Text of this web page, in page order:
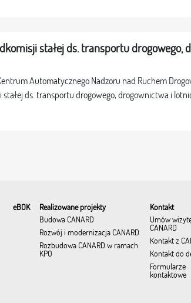
stałej ds. transportu drogowego,
Automatycznego Nadzoru nad Ruchem
ds. transportu drogowego, drogownictwa i
eBOK
Realizowane projekty
Budowa CANARD
Rozwój i modernizacja CANARD
Rozbudowa CANARD w ramach
KPO
Kontakt
Umów
CANARD
Kontakt z
Kontakt do
Formularze
kontaktowe